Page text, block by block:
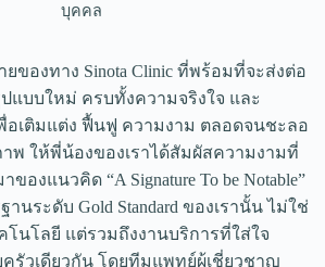
บุคคล
ของทาง Sinota Clinic ที่พร้อมที่จะส่งต่อ
แบบใหม่ ครบทั้งความจริงใจ และ
อเติมแต่ง ฟื้นฟู ความงาม ตลอดจนชะลอ
พ ให้พี่น้องของเราได้สัมผัสความงามที่
องแนวคิด “A Signature To be Notable”
นระดับ Gold Standard ของเรานั้น ไม่ใช่
โนโลยี แต่รวมถึงงานบริการที่ใส่ใจ
รัวเดียวกัน โดยทีมแพทย์ผู้เชี่ยวชาญ